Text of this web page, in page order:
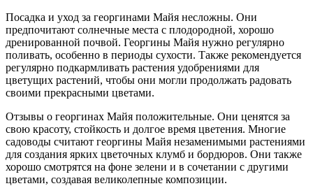
Посадка и уход за георгинами Майя несложны. Они
предпочитают солнечные места с плодородной, хорошо
дренированной почвой. Георгины Майя нужно регулярно
поливать, особенно в периоды сухости. Также рекомендуется
регулярно подкармливать растения удобрениями для
цветущих растений, чтобы они могли продолжать радовать
своими прекрасными цветами.
Отзывы о георгинах Майя положительные. Они ценятся за
свою красоту, стойкость и долгое время цветения. Многие
садоводы считают георгины Майя незаменимыми растениями
для создания ярких цветочных клумб и бордюров. Они также
хорошо смотрятся на фоне зелени и в сочетании с другими
цветами, создавая великолепные композиции.